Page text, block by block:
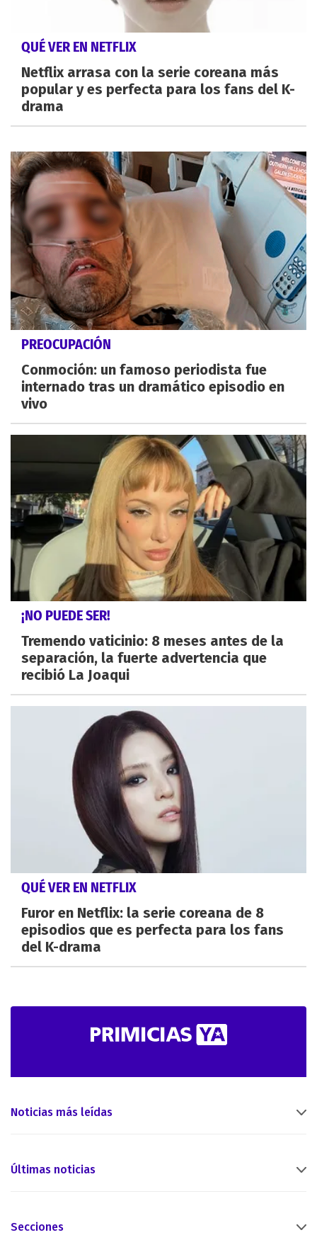
QUÉ VER EN NETFLIX
Netflix arrasa con la serie coreana más
popular y es perfecta para los fans del K-
drama
PREOCUPACIÓN
Conmoción: un famoso periodista fue
internado tras un dramático episodio en
vivo
¡NO PUEDE SER!
Tremendo vaticinio: 8 meses antes de la
separación, la fuerte advertencia que
recibió La Joaqui
QUÉ VER EN NETFLIX
Furor en Netflix: la serie coreana de 8
episodios que es perfecta para los fans
del K-drama
Noticias más leídas
Últimas noticias
Secciones